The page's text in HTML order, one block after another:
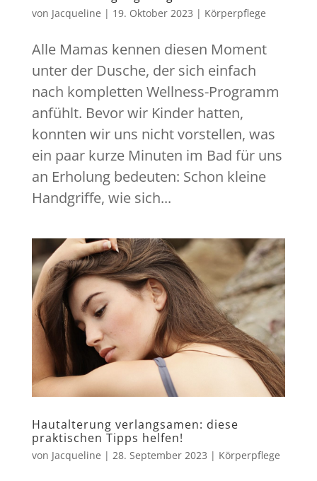
von Jacqueline | 19. Oktober 2023 | Körperpflege
Alle Mamas kennen diesen Moment
unter der Dusche, der sich einfach
nach kompletten Wellness-Programm
anfühlt. Bevor wir Kinder hatten,
konnten wir uns nicht vorstellen, was
ein paar kurze Minuten im Bad für uns
an Erholung bedeuten: Schon kleine
Handgriffe, wie sich...
Hautalterung verlangsamen: diese
praktischen Tipps helfen!
von Jacqueline | 28. September 2023 | Körperpflege